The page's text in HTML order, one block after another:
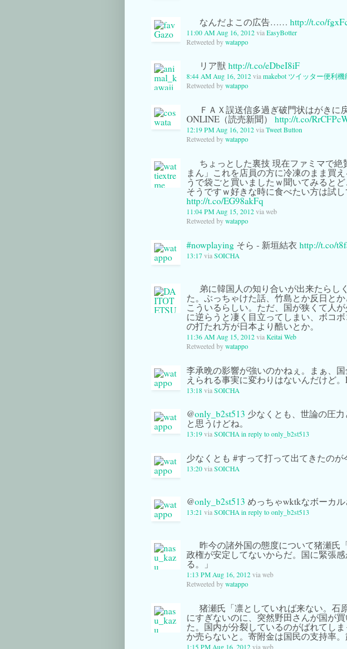
なんだよこの広告…… http://t.co/
11:00 AM Aug 16, 2012 via EasyBotter
Retweeted by watappo
リア獣 http://t.co/eDbeI8iF
8:44 AM Aug 16, 2012 via makebot ツイッター便利
Retweeted by watappo
ＦＡＸ誤送信多過ぎ破門状はがき
ONLINE（読売新聞） http://t.co/
12:19 PM Aug 16, 2012 via Tweet Button
Retweeted by watappo
ちょっとした裏技 現在ファミマで
まん」これを店員の方に冷凍のまま買
うで袋ごと買いましたｗ聞いてみると
そうですｗ好きな時に食べたい方は試し
http://t.co/EG98akFq
11:04 PM Aug 15, 2012 via web
Retweeted by watappo
#nowplaying そら - 新垣結衣 http://t.co/
13:17 via SOICHA
弟に韓国人の知り合いが出来たらし
た。ぶっちゃけた話、竹島とか反日と
こういるらしい。ただ、国が狭くて人
に逆らうと凄く目立ってしまい、ボコ
の打たれ方が日本より酷いとか。
11:36 AM Aug 15, 2012 via Keitai Web
Retweeted by watappo
李承晩の影響が強いのかねぇ。まぁ、
えられる事実に変わりはないんだけど。
13:18 via SOICHA
@only_b2st513 少なくとも、世論の圧
と思うけどね。
13:19 via SOICHA in reply to only_b2st513
少なくとも #すって打って出てきたの
13:20 via SOICHA
@only_b2st513 めっちゃwktkなボーカ
13:21 via SOICHA in reply to only_b2st513
昨今の諸外国の態度について猪瀬氏
政権が安定してないからだ。国に緊張
る。」
1:13 PM Aug 16, 2012 via web
Retweeted by watappo
猪瀬氏「凛としていれば来ない。石
にすぎないのに、突然野田さんが国が
た。国内が分裂しているのがばれてし
か売らないと。寄附金は国民の支持率。
1:15 PM Aug 16, 2012 via web